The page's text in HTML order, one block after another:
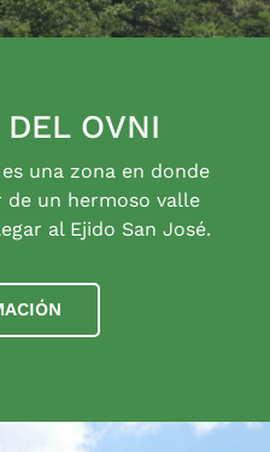
OVNI
una zona en donde
un hermoso valle
al Ejido San José.